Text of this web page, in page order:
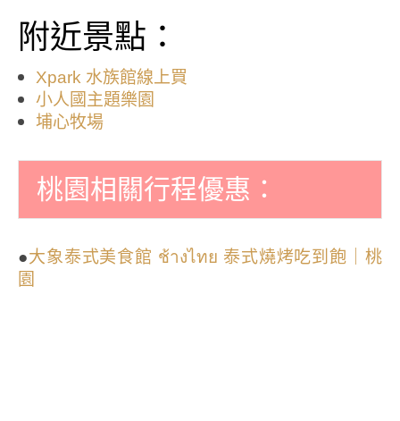
附近景點：
Xpark 水族館線上買
小人國主題樂園
埔心牧場
桃園相關行程優惠：
●大象泰式美食館 ช้างไทย 泰式燒烤吃到飽｜桃
園